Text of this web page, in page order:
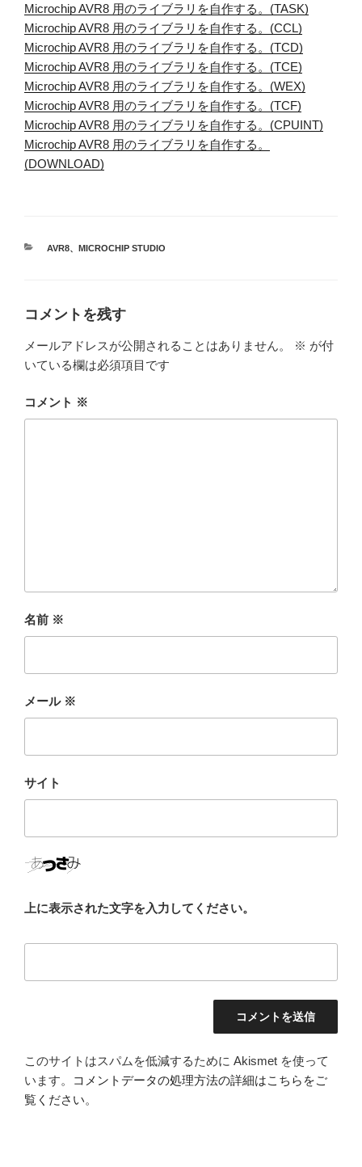
Microchip AVR8 用のライブラリを自作する。(TASK)
Microchip AVR8 用のライブラリを自作する。(CCL)
Microchip AVR8 用のライブラリを自作する。(TCD)
Microchip AVR8 用のライブラリを自作する。(TCE)
Microchip AVR8 用のライブラリを自作する。(WEX)
Microchip AVR8 用のライブラリを自作する。(TCF)
Microchip AVR8 用のライブラリを自作する。(CPUINT)
Microchip AVR8 用のライブラリを自作する。
(DOWNLOAD)
カ
AVR8、 MICROCHIP STUDIO
コメントを残す
メールアドレスが公開されることはありません。 ※ が付
いている欄は必須項目です
コメント ※
名前 ※
メール ※
サイト
上に表示された文字を入力してください。
このサイトはスパムを低減するために Akismet を使って
います。
コメントデータの処理方法の詳細はこちらをご
覧ください。